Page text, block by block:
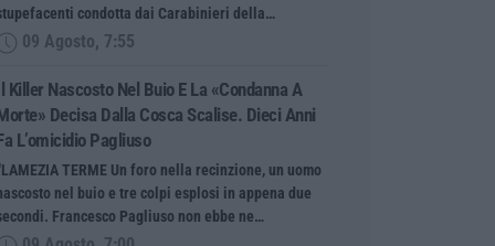
condotta dai Carabinieri della…
09 Agosto, 7:55
Killer Nascosto Nel Buio E La «condanna A
Decisa Dalla Cosca Scalise. Dieci Anni
L’omicidio Pagliuso
TERME Un foro nella recinzione, un uomo
nel buio e tre colpi esplosi in appena due
Francesco Pagliuso non ebbe ne…